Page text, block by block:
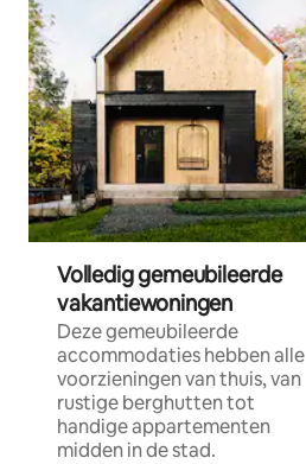
Volledig gemeubileerde
vakantiewoningen
Deze gemeubileerde
accommodaties hebben alle
voorzieningen van thuis, van
rustige berghutten tot
handige appartementen
midden in de stad.